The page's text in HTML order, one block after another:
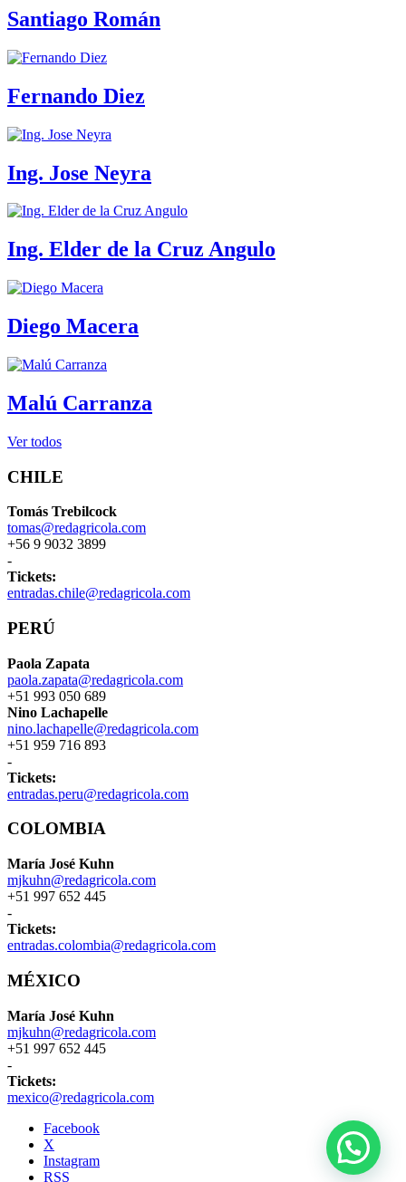
Santiago Román
Fernando Diez
Ing. Jose Neyra
Ing. Elder de la Cruz Angulo
Diego Macera
Malú Carranza
Ver todos
CHILE
Tomás Trebilcock
tomas@redagricola.com
+56 9 9032 3899
-
Tickets:
entradas.chile@redagricola.com
PERÚ
Paola Zapata
paola.zapata@redagricola.com
+51 993 050 689
Nino Lachapelle
nino.lachapelle@redagricola.com
+51 959 716 893
-
Tickets:
entradas.peru@redagricola.com
COLOMBIA
María José Kuhn
mjkuhn@redagricola.com
+51 997 652 445
-
Tickets:
entradas.colombia@redagricola.com
MÉXICO
María José Kuhn
mjkuhn@redagricola.com
+51 997 652 445
-
Tickets:
mexico@redagricola.com
Facebook
X
Instagram
RSS